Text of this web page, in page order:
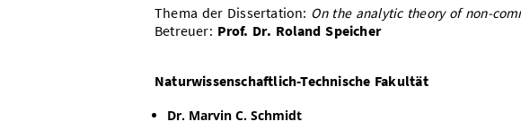
Thema der Dissertation: On the analytic theory of non-
Betreuer: Prof. Dr. Roland Speicher
Naturwissenschaftlich-Technische Fakultät
Dr. Marvin C. Schmidt